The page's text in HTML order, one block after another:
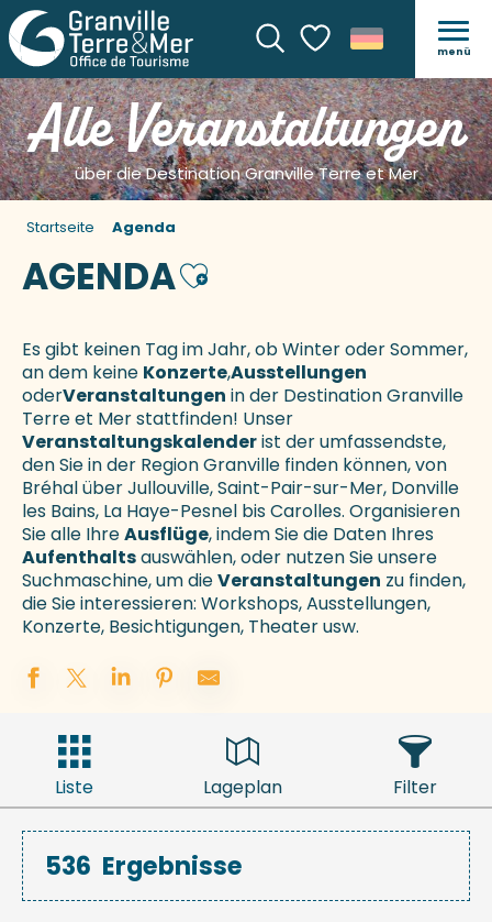
SucheVoir les favoris
menü
Alle Veranstaltungen
über die Destination Granville Terre et Mer
Startseite Agenda
AGENDAAjouter aux favoris
Es gibt keinen Tag im Jahr, ob Winter oder Sommer,
an dem keine Konzerte,Ausstellungen
oderVeranstaltungen in der Destination Granville
Terre et Mer stattfinden! Unser
Veranstaltungskalenderist der umfassendste,
den Sie in der Region Granville finden können, von
Bréhal über Jullouville, Saint-Pair-sur-Mer, Donville
les Bains, La Haye-Pesnel bis Carolles. Organisieren
Sie alle IhreAusflüge, indem Sie die Daten Ihres
Aufenthaltsauswählen, oder nutzen Sie unsere
Suchmaschine, um dieVeranstaltungen zu finden,
die Sie interessieren: Workshops, Ausstellungen,
Konzerte, Besichtigungen, Theater usw.
Liste Lageplan Filter
536 Ergebnisse